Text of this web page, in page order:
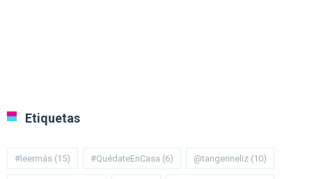
Etiquetas
#leermás (15) #QuédateEnCasa (6) @tangerineliz (10)